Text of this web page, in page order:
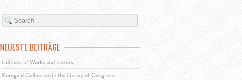
NEUESTE BEITRÄGE
Editions of Works and Letters
Korngold Collection in the Library of Congress